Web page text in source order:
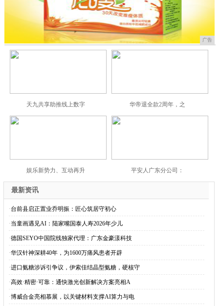
广告
天九共享助推线上数字 华帝退全款2周年，之
娱乐新势力、互动再升 平安人广东分公司：
最新资讯
·台前县启正置业乔明振：匠心筑居守初心
·当童画遇见AI：陆家嘴国泰人寿2026年少儿
·德国SEYO中国院线独家代理：广东金豪漾科技
·华汉针神深耕40年，为1600万痛风患者开辟
·进口氨糖涉诉引争议，伊索佳结晶型氨糖，硬核守
·高效·精密·可靠：通快激光创新解决方案亮相A
·博威合金亮相慕展，以关键材料支撑AI算力与电